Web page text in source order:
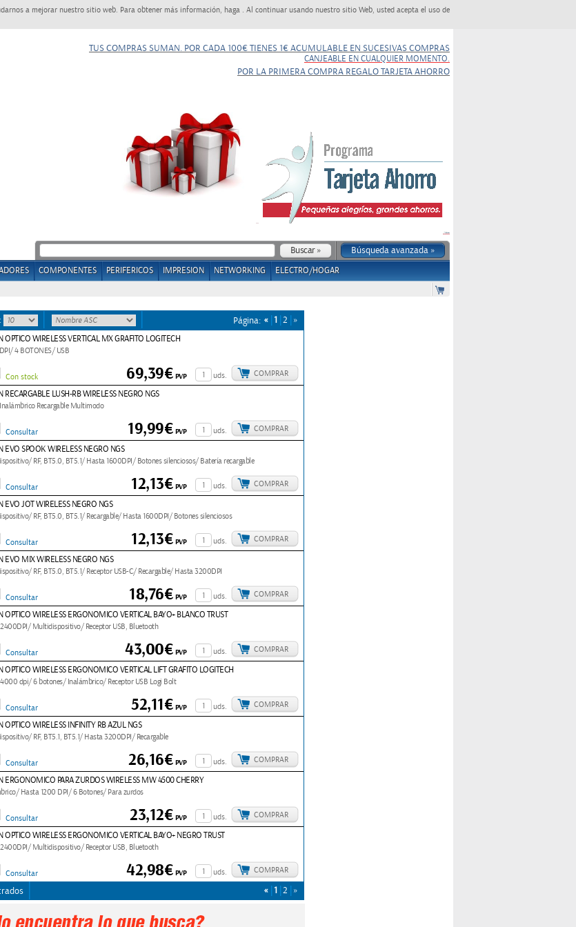
a mejorar nuestro sitio web. Para obtener más información, haga . Al continuar usando nuestro sitio Web, usted acepta el uso de
TUS COMPRAS SUMAN. POR CADA 100€ TIENES 1€ ACUMULABLE EN SUCESIVAS COMPRAS
CANJEABLE EN CUALQUIER MOMENTO.
POR LA PRIMERA COMPRA REGALO TARJETA AHORRO
Búsqueda avanzada »
COMPONENTES PERIFERICOS IMPRESION NETWORKING ELECTRO/HOGAR
Página: « 1 2 »
OPTICO WIRELESS VERTICAL MX GRAFITO LOGITECH
4 BOTONES/ USB
Con stock uds. COMPRAR
69,39€PVP
RECARGABLE LUSH-RB WIRELESS NEGRO NGS
Recargable Multimodo
Consultar uds. COMPRAR
19,99€PVP
EVO SPOOK WIRELESS NEGRO NGS
RF, BT5.0, BT5.1/ Hasta 1600DPI/ Botones silenciosos/ Batería recargable
Consultar uds. COMPRAR
12,13€PVP
EVO JOT WIRELESS NEGRO NGS
RF, BT5.0, BT5.1/ Recargable/ Hasta 1600DPI/ Botones silenciosos
Consultar uds. COMPRAR
12,13€PVP
EVO MIX WIRELESS NEGRO NGS
RF, BT5.0, BT5.1/ Receptor USB-C/ Recargable/ Hasta 3200DPI
Consultar uds. COMPRAR
18,76€PVP
OPTICO WIRELESS ERGONOMICO VERTICAL BAYO+ BLANCO TRUST
Multidispositivo/ Receptor USB, Bluetooth
Consultar uds. COMPRAR
43,00€PVP
OPTICO WIRELESS ERGONOMICO VERTICAL LIFT GRAFITO LOGITECH
dpi/ 6 botones/ Inalámbrico/ Receptor USB Logi Bolt
Consultar uds. COMPRAR
52,11€PVP
OPTICO WIRELESS INFINITY RB AZUL NGS
RF, BT5.1, BT5.1/ Hasta 3200DPI/ Recargable
Consultar uds. COMPRAR
26,16€PVP
ERGONOMICO PARA ZURDOS WIRELESS MW 4500 CHERRY
Hasta 1200 DPI/ 6 Botones/ Para zurdos
Consultar uds. COMPRAR
23,12€PVP
OPTICO WIRELESS ERGONOMICO VERTICAL BAYO+ NEGRO TRUST
Multidispositivo/ Receptor USB, Bluetooth
Consultar uds. COMPRAR
42,98€PVP
« 1 2 »